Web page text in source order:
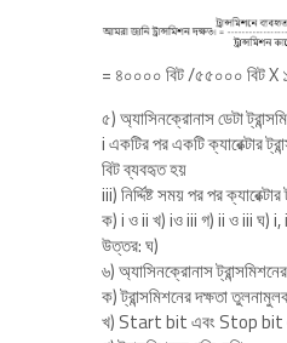
= ৪০০০০ বিট /৫৫০০০ বিট X
৫) অ্যাসিনক্রোনাস ডেটা
i একটির পর একটি ক্যারেক্টার
বিট ব্যবহৃত হয়
iii) নির্দ্দিষ্ট সময় পর পর
ক) i ও ii খ) iও iii গ) ii ও iii ঘ) i,
উত্তর: ঘ)
৬) অ্যাসিনক্রোনাস
ক) ট্রান্সমিশনের দক্ষতা
খ) Start bit এবং Stop bit